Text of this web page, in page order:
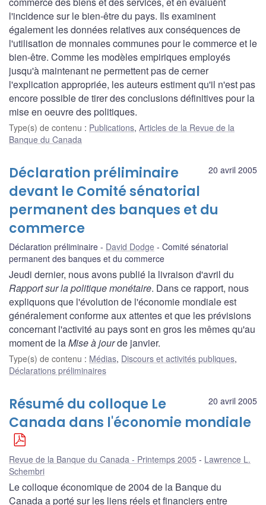
l'incidence sur le bien-être du pays. Ils examinent
également les données relatives aux conséquences de
l'utilisation de monnaies communes pour le commerce et le
bien-être. Comme les modèles empiriques employés
jusqu'à maintenant ne permettent pas de cerner
l'explication appropriée, les auteurs estiment qu'il n'est pas
encore possible de tirer des conclusions définitives pour la
mise en oeuvre des politiques.
Type(s) de contenu : Publications, Articles de la Revue de la
Banque du Canada
20 avril 2005
Déclaration préliminaire
devant le Comité sénatorial
permanent des banques et du
commerce
Déclaration préliminaire David Dodge
Comité sénatorial
permanent des banques et du commerce
Jeudi dernier, nous avons publié la livraison d'avril du
Rapport sur la politique monétaire. Dans ce rapport, nous
expliquons que l'évolution de l'économie mondiale est
généralement conforme aux attentes et que les prévisions
concernant l'activité au pays sont en gros les mêmes qu'au
moment de laMise à jourde janvier.
Type(s) de contenu : Médias, Discours et activités publiques,
Déclarations préliminaires
20 avril 2005
Résumé du colloque Le
Canada dans l'économie mondiale
Revue de la Banque du Canada - Printemps 2005
Lawrence L.
Schembri
Le colloque économique de 2004 de la Banque du
Canada a porté sur les liens réels et financiers entre